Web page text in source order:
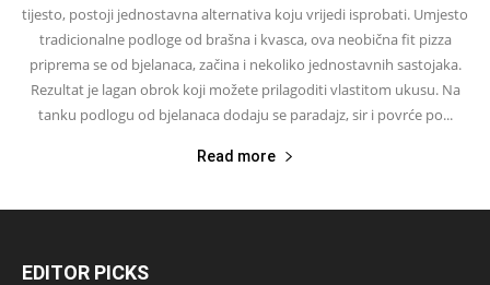
tijesto, postoji jednostavna alternativa koju vrijedi isprobati. Umjesto
tradicionalne podloge od brašna i kvasca, ova neobična fit pizza
priprema se od bjelanaca, začina i nekoliko jednostavnih sastojaka.
Rezultat je lagan obrok koji možete prilagoditi vlastitom ukusu. Na
tanku podlogu od bjelanaca dodaju se paradajz, sir i povrće po...
Read more
EDITOR PICKS